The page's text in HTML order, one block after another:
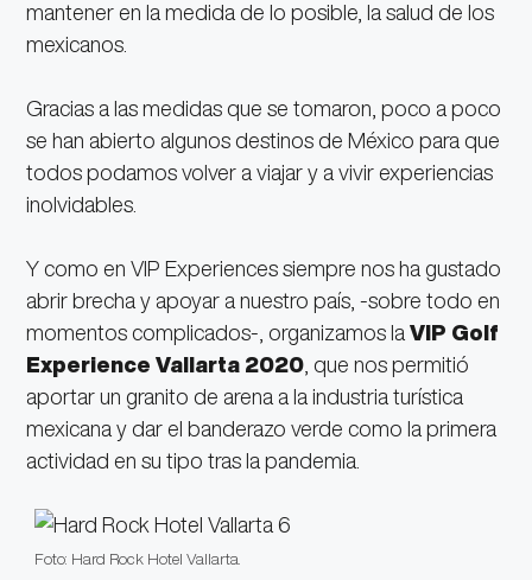
mantener en la medida de lo posible, la salud de los
mexicanos.
Gracias a las medidas que se tomaron, poco a poco
se han abierto algunos destinos de México para que
todos podamos volver a viajar y a vivir experiencias
inolvidables.
Y como en VIP Experiences siempre nos ha gustado
abrir brecha y apoyar a nuestro país, -sobre todo en
momentos complicados-, organizamos la VIP Golf
Experience Vallarta 2020 , que nos permitió
aportar un granito de arena a la industria turística
mexicana y dar el banderazo verde como la primera
actividad en su tipo tras la pandemia.
Foto: Hard Rock Hotel Vallarta.